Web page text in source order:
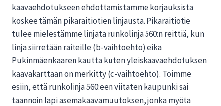
kaavaehdotukseen ehdottamistamme korjauksista
koskee tämän pikaraitiotien linjausta. Pikaraitiotie
tulee mielestämme linjata runkolinja 560:n reittiä, kun
linja siirretään raiteille (b-vaihtoehto) eikä
Pukinmäenkaaren kautta kuten yleiskaavaehdotuksen
kaavakarttaan on merkitty (c-vaihtoehto). Toimme
esiin, että runkolinja 560:een viitaten kaupunki sai
taannoin läpi asemakaavamuutoksen, jonka myötä